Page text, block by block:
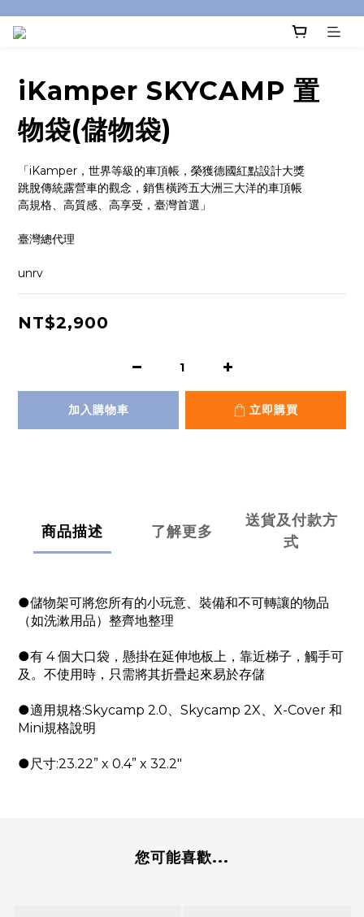
iKamper SKYCAMP 置
物袋(儲物袋)
「iKamper，世界等級的車頂帳，榮獲德國紅點設計大獎
跳脫傳統露營車的觀念，銷售橫跨五大洲三大洋的車頂帳
高規格、高質感、高享受，臺灣首選」
臺灣總代理
unrv
NT$2,900
加入購物車 立即購買
商品描述 了解更多
送貨及付款方
式
●儲物架可將您所有的小玩意、裝備和不可轉讓的物品
（如洗漱用品）整齊地整理
●有 4 個大口袋，懸掛在延伸地板上，靠近梯子，觸手可
及。不使用時，只需將其折疊起來易於存儲
●適用規格:Skycamp 2.0、Skycamp 2X、X-Cover 和
Mini規格說明
●尺寸:23.22” x 0.4” x 32.2"
您可能喜歡...